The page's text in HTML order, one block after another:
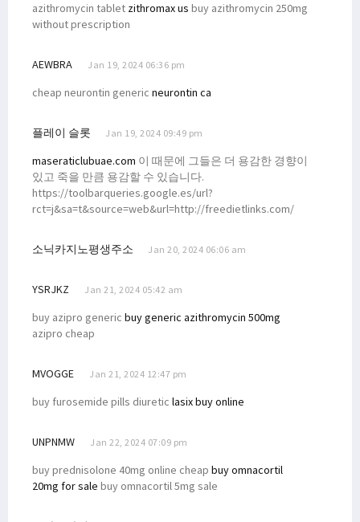
azithromycin tablet zithromax us buy azithromycin 250mg
without prescription
AEWBRA Jan 19, 2024 06:36 pm
cheap neurontin generic neurontin ca
플레이 슬롯 Jan 19, 2024 09:49 pm
maseraticlubuae.com 이 때문에 그들은 더 용감한 경향이
있고 죽을 만큼 용감할 수 있습니다.
https://toolbarqueries.google.es/url?
rct=j&sa=t&source=web&url=http://freedietlinks.com/
소닉카지노평생주소 Jan 20, 2024 06:06 am
YSRJKZ Jan 21, 2024 05:42 am
buy azipro generic buy generic azithromycin 500mg
azipro cheap
MVOGGE Jan 21, 2024 12:47 pm
buy furosemide pills diuretic lasix buy online
UNPNMW Jan 22, 2024 07:09 pm
buy prednisolone 40mg online cheap buy omnacortil
20mg for sale buy omnacortil 5mg sale